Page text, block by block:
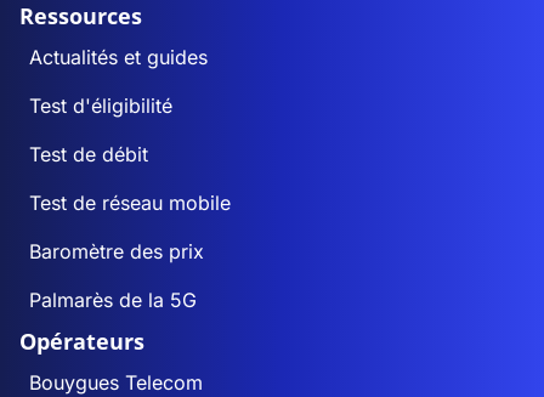
Ressources
Actualités et guides
Test d'éligibilité
Test de débit
Test de réseau mobile
Baromètre des prix
Palmarès de la 5G
Opérateurs
Bouygues Telecom